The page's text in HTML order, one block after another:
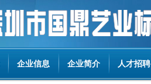
企业信息 企业简介 人才招聘